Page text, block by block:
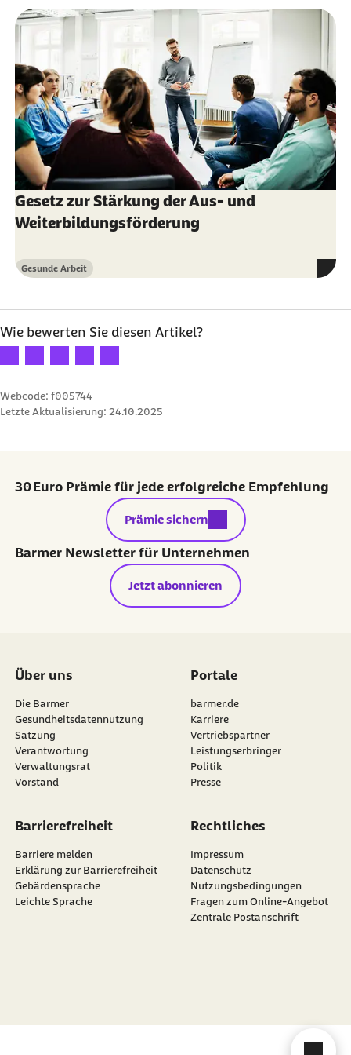
Gesetz zur Stärkung der Aus- und
Weiterbildungsförderung
Kategorie
Gesunde Arbeit
Wie bewerten Sie diesen Artikel?
Ihre Bewertung: 1 Stern
Ihre Bewertung: 2 Sterne
Ihre Bewertung: 3 Sterne
Ihre Bewertung: 4 Sterne
Ihre Bewertung: 5 Sterne
Webcode: f005744
Letzte Aktualisierung: 24.10.2025
30 Euro Prämie für jede erfolgreiche Empfehlung
externer Link:
Prämie sichern
Barmer Newsletter für Unternehmen
Jetzt abonnieren
Über uns
Die Barmer
Gesundheitsdatennutzung
Satzung
Verantwortung
Verwaltungsrat
Vorstand
Portale
barmer.de
Karriere
Vertriebspartner
Leistungserbringer
Politik
Presse
Barrierefreiheit
Barriere melden
Erklärung zur Barrierefreiheit
Gebärdensprache
Leichte Sprache
Rechtliches
Impressum
Datenschutz
Nutzungsbedingungen
Fragen zum Online-Angebot
Zentrale Postanschrift